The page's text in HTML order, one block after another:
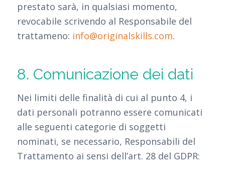
prestato sarà, in qualsiasi momento,
revocabile scrivendo al Responsabile del
trattameno: info@originalskills.com.
8. Comunicazione dei dati
Nei limiti delle finalità di cui al punto 4, i
dati personali potranno essere comunicati
alle seguenti categorie di soggetti
nominati, se necessario, Responsabili del
Trattamento ai sensi dell’art. 28 del GDPR: